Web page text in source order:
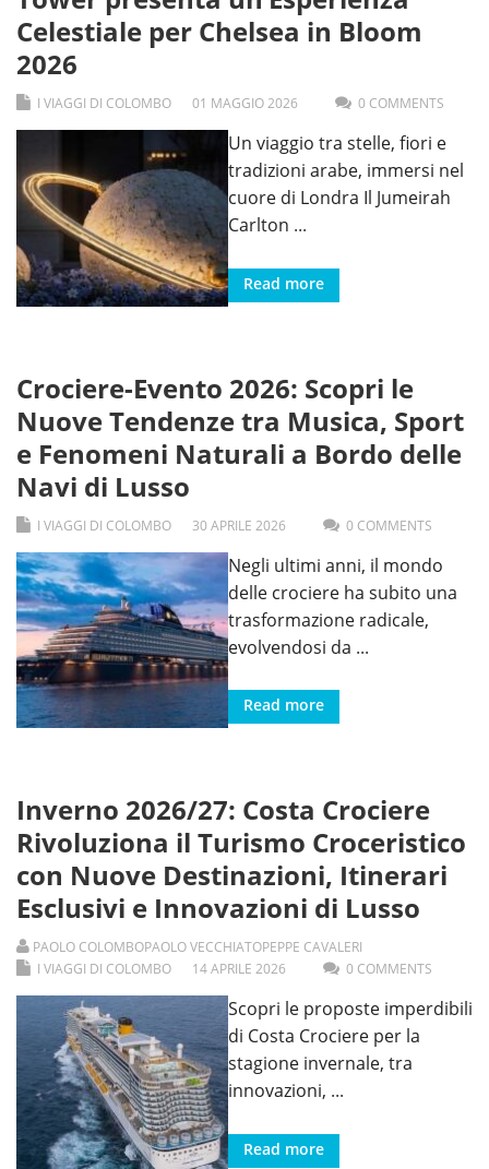
Celestiale per Chelsea in Bloom
2026
I VIAGGI DI COLOMBO 01 MAGGIO2026 0 COMMENTS
Un viaggio tra stelle, fiori e
tradizioni arabe, immersi nel
cuore di Londra Il Jumeirah
Carlton ...
Read more
Crociere-Evento 2026: Scopri le
Nuove Tendenze tra Musica, Sport
e Fenomeni Naturali a Bordo delle
Navi di Lusso
I VIAGGI DI COLOMBO 30 APRILE 2026 0 COMMENTS
Negli ultimi anni, il mondo
delle crociere ha subito una
trasformazione radicale,
evolvendosi da ...
Read more
Inverno 2026/27: Costa Crociere
Rivoluziona il Turismo Croceristico
con Nuove Destinazioni, Itinerari
Esclusivi e Innovazioni di Lusso
PAOLO COLOMBOPAOLO VECCHIATOPEPPE CAVALERI
I VIAGGI DI COLOMBO
14APRILE 2026 0 COMMENTS
Scopri le proposte imperdibili
di Costa Crociere per la
stagione invernale, tra
innovazioni, ...
Read more